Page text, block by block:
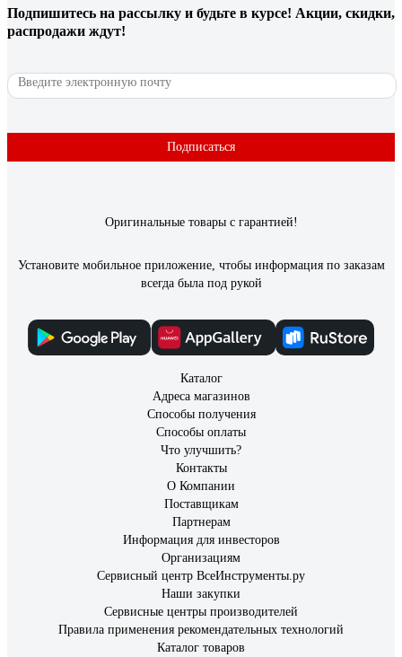
Подпишитесь на рассылку и будьте в курсе! Акции, скидки,
распродажи ждут!
Подписаться
Оригинальные товары с гарантией!
Установите мобильное приложение, чтобы информация по заказам
всегда была под рукой
Каталог
Адреса магазинов
Способы получения
Способы оплаты
Что улучшить?
Контакты
О Компании
Поставщикам
Партнерам
Информация для инвесторов
Организациям
Сервисный центр ВсеИнструменты.ру
Наши закупки
Сервисные центры производителей
Правила применения рекомендательных технологий
Каталог товаров